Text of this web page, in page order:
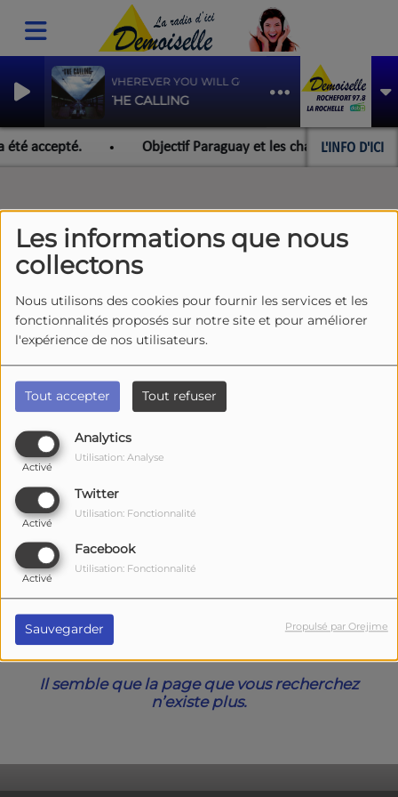
Les informations que nous
collectons
Nous utilisons des cookies pour fournir les services et les
fonctionnalités proposés sur notre site et pour améliorer
l'expérience de nos utilisateurs.
Tout accepter Tout refuser
Analytics
Activé
Utilisation: Analyse
Twitter
Activé
Utilisation: Fonctionnalité
Facebook
Activé
Utilisation: Fonctionnalité
Sauvegarder Propulsé par Orejime
WHEREVER YOU WILL GO
THE CALLING
L'INFO D'ICI
accepté. Objectif Paraguay et les championnats
Oups, vous avez
rencontré une erreur.
Il semble que la page que vous recherchez
n’existe plus.